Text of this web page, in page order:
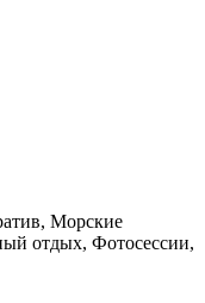
Морские
отдых, Фотосессии,